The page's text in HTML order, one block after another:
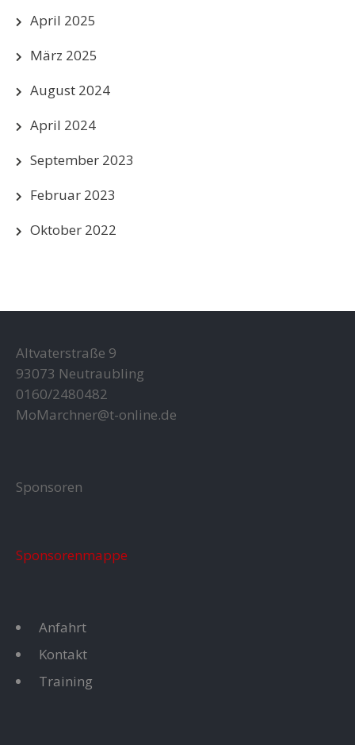
April 2025
März 2025
August 2024
April 2024
September 2023
Februar 2023
Oktober 2022
Altvaterstraße 9
93073 Neutraubling
0160/2480482
MoMarchner@t-online.de
Sponsoren
Sponsorenmappe
Anfahrt
Kontakt
Training